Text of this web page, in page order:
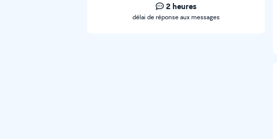
2 heures
délai de réponse aux messages